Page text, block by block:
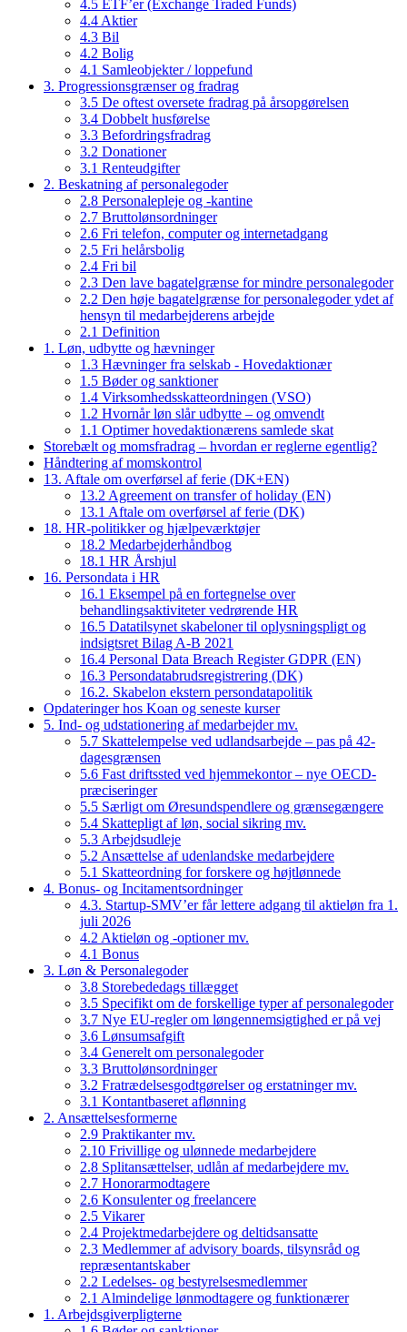
4.5 ETF’er (Exchange Traded Funds)
4.4 Aktier
4.3 Bil
4.2 Bolig
4.1 Samleobjekter / loppefund
3. Progressionsgrænser og fradrag
3.5 De oftest oversete fradrag på årsopgørelsen
3.4 Dobbelt husførelse
3.3 Befordringsfradrag
3.2 Donationer
3.1 Renteudgifter
2. Beskatning af personalegoder
2.8 Personalepleje og -kantine
2.7 Bruttolønsordninger
2.6 Fri telefon, computer og internetadgang
2.5 Fri helårsbolig
2.4 Fri bil
2.3 Den lave bagatelgrænse for mindre personalegoder
2.2 Den høje bagatelgrænse for personalegoder ydet af
hensyn til medarbejderens arbejde
2.1 Definition
1. Løn, udbytte og hævninger
1.3 Hævninger fra selskab - Hovedaktionær
1.5 Bøder og sanktioner
1.4 Virksomhedsskatteordningen (VSO)
1.2 Hvornår løn slår udbytte – og omvendt
1.1 Optimer hovedaktionærens samlede skat
Storebælt og momsfradrag – hvordan er reglerne egentlig?
Håndtering af momskontrol
13. Aftale om overførsel af ferie (DK+EN)
13.2 Agreement on transfer of holiday (EN)
13.1 Aftale om overførsel af ferie (DK)
18. HR-politikker og hjælpeværktøjer
18.2 Medarbejderhåndbog
18.1 HR Årshjul
16. Persondata i HR
16.1 Eksempel på en fortegnelse over
behandlingsaktiviteter vedrørende HR
16.5 Datatilsynet skabeloner til oplysningspligt og
indsigtsret Bilag A-B 2021
16.4 Personal Data Breach Register GDPR (EN)
16.3 Persondatabrudsregistrering (DK)
16.2. Skabelon ekstern persondatapolitik
Opdateringer hos Koan og seneste kurser
5. Ind- og udstationering af medarbejder mv.
5.7 Skattelempelse ved udlandsarbejde – pas på 42-
dagesgrænsen
5.6 Fast driftssted ved hjemmekontor – nye OECD-
præciseringer
5.5 Særligt om Øresundspendlere og grænsegængere
5.4 Skattepligt af løn, social sikring mv.
5.3 Arbejdsudleje
5.2 Ansættelse af udenlandske medarbejdere
5.1 Skatteordning for forskere og højtlønnede
4. Bonus- og Incitamentsordninger
4.3. Startup-SMV’er får lettere adgang til aktieløn fra 1.
juli 2026
4.2 Aktieløn og -optioner mv.
4.1 Bonus
3. Løn & Personalegoder
3.8 Storebededags tillægget
3.5 Specifikt om de forskellige typer af personalegoder
3.7 Nye EU-regler om løngennemsigtighed er på vej
3.6 Lønsumsafgift
3.4 Generelt om personalegoder
3.3 Bruttolønsordninger
3.2 Fratrædelsesgodtgørelser og erstatninger mv.
3.1 Kontantbaseret aflønning
2. Ansættelsesformerne
2.9 Praktikanter mv.
2.10 Frivillige og ulønnede medarbejdere
2.8 Splitansættelser, udlån af medarbejdere mv.
2.7 Honorarmodtagere
2.6 Konsulenter og freelancere
2.5 Vikarer
2.4 Projektmedarbejdere og deltidsansatte
2.3 Medlemmer af advisory boards, tilsynsråd og
repræsentantskaber
2.2 Ledelses- og bestyrelsesmedlemmer
2.1 Almindelige lønmodtagere og funktionærer
1. Arbejdsgiverpligterne